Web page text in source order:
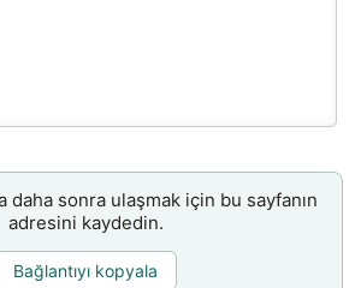
daha sonra ulaşmak için bu sayfanın
adresini kaydedin.
Bağlantıyı kopyala